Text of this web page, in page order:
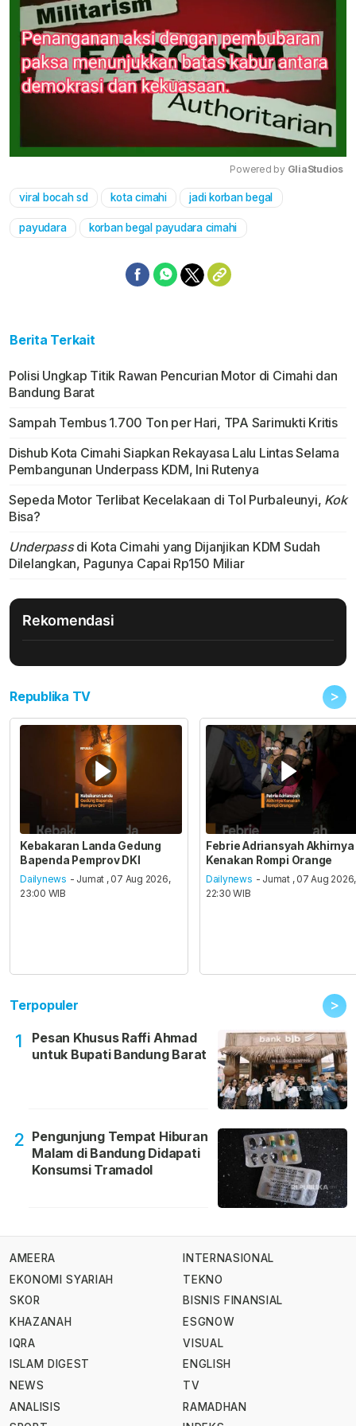
Powered by GliaStudios
viral bocah sd kota cimahi jadi korban begal
payudara korban begal payudara cimahi
Berita Terkait
Polisi Ungkap Titik Rawan Pencurian Motor di Cimahi dan
Bandung Barat
Sampah Tembus 1.700 Ton per Hari, TPA Sarimukti Kritis
Dishub Kota Cimahi Siapkan Rekayasa Lalu Lintas Selama
Pembangunan Underpass KDM, Ini Rutenya
Sepeda Motor Terlibat Kecelakaan di Tol Purbaleunyi, Kok
Bisa?
Underpassdi Kota Cimahi yang Dijanjikan KDM Sudah
Dilelangkan, Pagunya Capai Rp150 Miliar
Rekomendasi
Republika TV >
Kebakaran Landa Gedung
Bapenda Pemprov DKI
Dailynews - Jumat , 07 Aug 2026,
23:00 WIB
Febrie Adriansyah Akhirnya
Kenakan Rompi Orange
Dailynews - Jumat , 07 Aug 2026,
22:30 WIB
Terpopuler >
1
Pesan Khusus Raffi Ahmad
untuk Bupati Bandung Barat
2 Pengunjung Tempat Hiburan
Malam di Bandung Didapati
Konsumsi Tramadol
AMEERA
EKONOMI SYARIAH
SKOR
KHAZANAH
IQRA
ISLAM DIGEST
NEWS
ANALISIS
INTERNASIONAL
TEKNO
BISNIS FINANSIAL
ESGNOW
VISUAL
ENGLISH
TV
RAMADHAN